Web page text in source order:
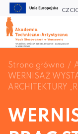
Strona główna
WERNISAŻ
ARCHITEKTURY